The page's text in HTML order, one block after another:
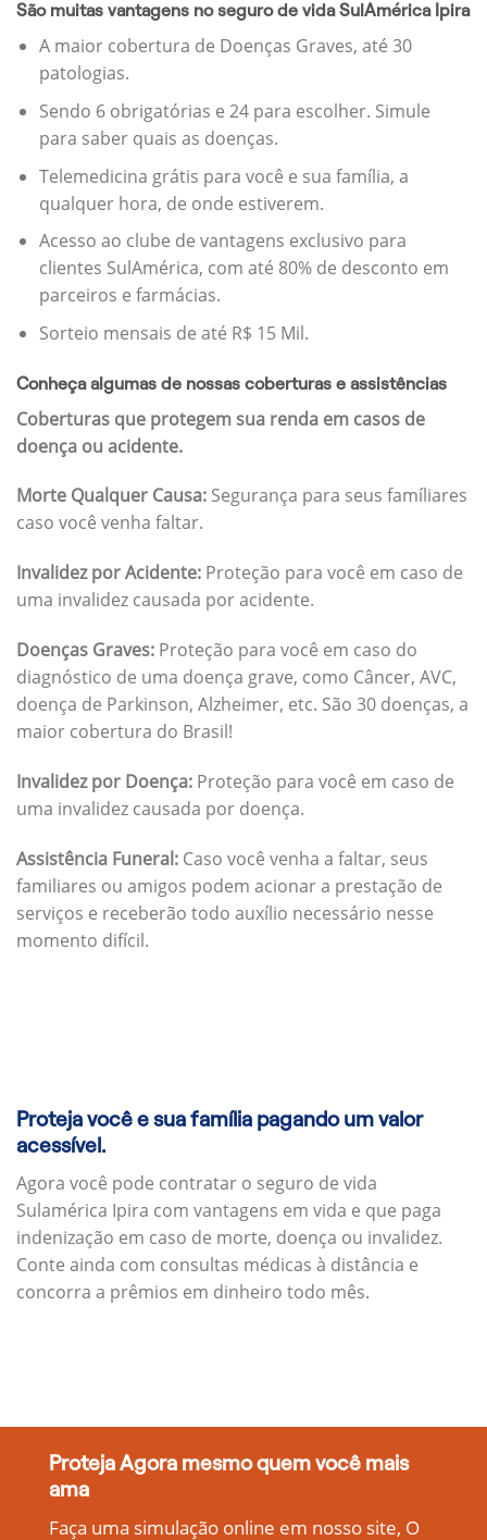
São muitas vantagens no seguro de vida SulAmérica Ipira
A maior cobertura de Doenças Graves, até 30
patologias.
Sendo 6 obrigatórias e 24 para escolher. Simule
para saber quais as doenças.
Telemedicina grátis para você e sua família, a
qualquer hora, de onde estiverem.
Acesso ao clube de vantagens exclusivo para
clientes SulAmérica, com até 80% de desconto em
parceiros e farmácias.
Sorteio mensais de até R$ 15 Mil.
Conheça algumas de nossas coberturas e assistências
Coberturas que protegem sua renda em casos de
doença ou acidente.
Morte Qualquer Causa: Segurança para seus famíliares
caso você venha faltar.
Invalidez por Acidente: Proteção para você em caso de
uma invalidez causada por acidente.
Doenças Graves: Proteção para você em caso do
diagnóstico de uma doença grave, como Câncer, AVC,
doença de Parkinson, Alzheimer, etc. São 30 doenças, a
maior cobertura do Brasil!
Invalidez por Doença: Proteção para você em caso de
uma invalidez causada por doença.
Assistência Funeral: Caso você venha a faltar, seus
familiares ou amigos podem acionar a prestação de
serviços e receberão todo auxílio necessário nesse
momento difícil.
Proteja você e sua família pagando um valor
acessível.
Agora você pode contratar o seguro de vida
Sulamérica Ipira com vantagens em vida e que paga
indenização em caso de morte, doença ou invalidez.
Conte ainda com consultas médicas à distância e
concorra a prêmios em dinheiro todo mês.
Proteja Agora mesmo quem você mais
ama
Faça uma simulação online em nosso site, O